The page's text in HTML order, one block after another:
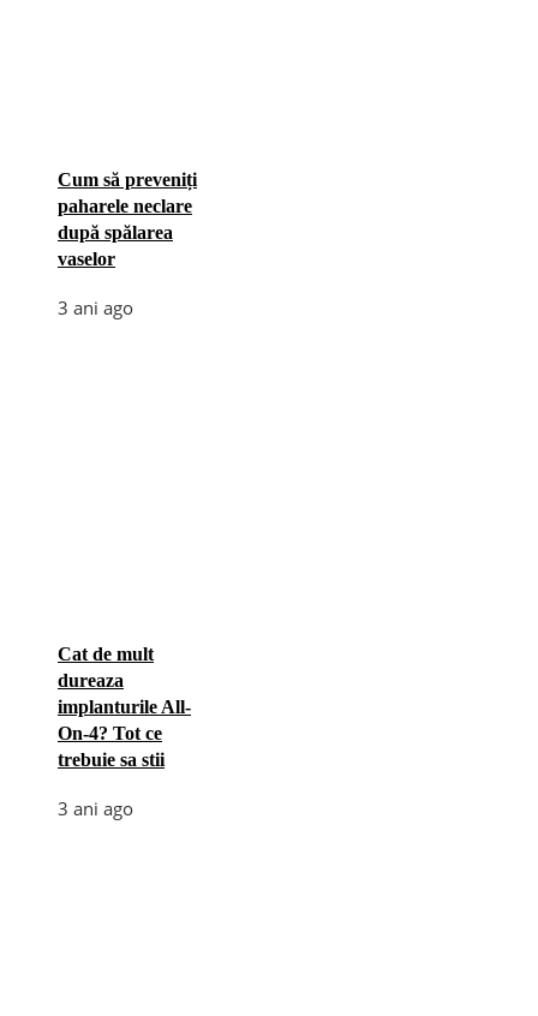
Cum să preveniți
paharele neclare
după spălarea
vaselor
3 ani ago
Cat de mult
dureaza
implanturile All-
On-4? Tot ce
trebuie sa stii
3 ani ago